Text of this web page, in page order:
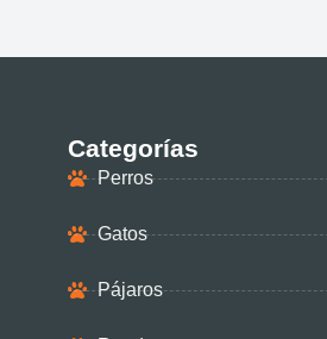
Categorías
Perros
Gatos
Pájaros